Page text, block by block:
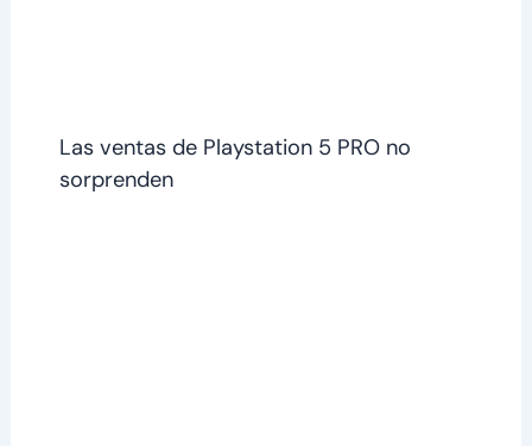
Las ventas de Playstation 5 PRO no
sorprenden